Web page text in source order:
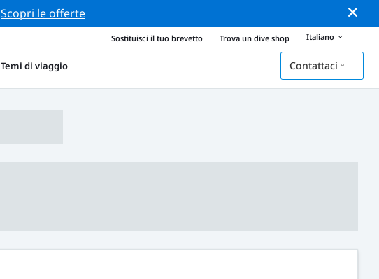
Scopri le offerte
Sostituisci il tuo brevetto Trova un dive shop Italiano
Temi di viaggio Contattaci